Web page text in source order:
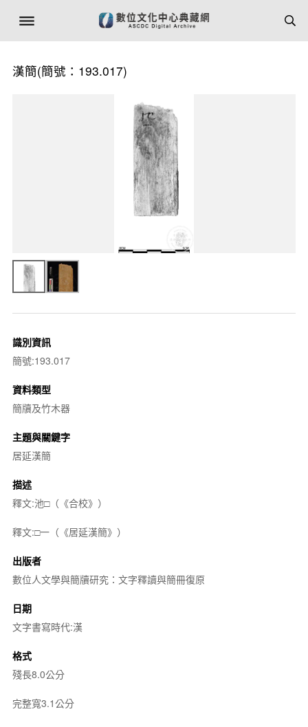
漢簡(簡號：193.017)
識別資訊
簡號:193.017
資料類型
簡牘及竹木器
主題與關鍵字
居延漢簡
描述
釋文:池□（《合校》）
釋文:□一（《居延漢簡》）
出版者
數位人文學與簡牘研究：文字釋讀與簡冊復原
日期
文字書寫時代:漢
格式
殘長8.0公分
完整寬3.1公分